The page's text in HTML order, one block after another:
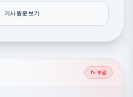
기사 원문 보기
📉 부정